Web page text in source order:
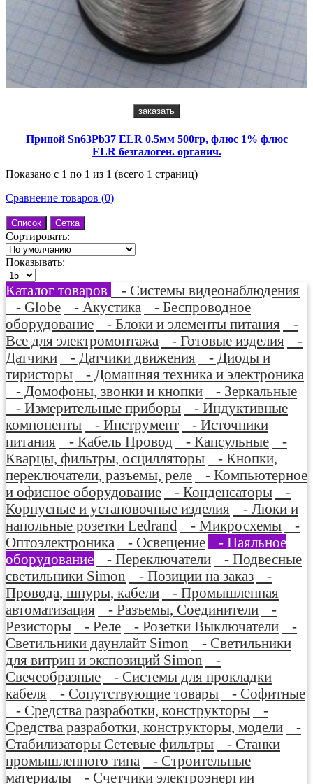
заказать
Припой Sn63Pb37 ELR 0.5мм 500гр, флюс 1% флюс
ELR безгалоген. органич.
Показано с 1 по 1 из 1 (всего 1 страниц)
Сравнение товаров (0)
Список Сетка
Сортировать:
Показывать:
Каталог товаров
- Системы видеонаблюдения
- Globe
- Акустика
- Беспроводное
оборудование
- Блоки и элементы питания
-
Все для электромонтажа
- Готовые изделия
-
Датчики
- Датчики движения
- Диоды и
тиристоры
- Домашняя техника и электроника
- Домофоны, звонки и кнопки
- Зеркальные
- Измерительные приборы
- Индуктивные
компоненты
- Инструмент
- Источники
питания
- Кабель Провод - Капсульные
-
Кварцы, фильтры, осцилляторы
- Кнопки,
переключатели, разъемы, реле
- Компьютерное
и офисное оборудование
- Конденсаторы
-
Корпусные и установочные изделия
- Люки и
напольные розетки Ledrand
- Микросхемы
-
Оптоэлектроника
- Освещение
- Паяльное
оборудование
- Переключатели
- Подвесные
светильники Simon
- Позиции на заказ
-
Провода, шнуры, кабели
- Промышленная
автоматизация
- Разъемы, Соединители
-
Резисторы
- Реле - Розетки Выключатели
-
Светильники даунлайт Simon
- Светильники
для витрин и экспозиций Simon
-
Свечеобразные
- Системы для прокладки
кабеля
- Сопутствующие товары
- Софитные
- Средства разработки, конструкторы
-
Средства разработки, конструкторы, модели
-
Стабилизаторы Сетевые фильтры
- Станки
промышленного типа
- Строительные
материалы
- Счетчики электроэнергии